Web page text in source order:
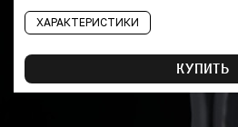
ХАРАКТЕРИСТИКИ
КУПИТЬ